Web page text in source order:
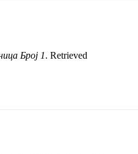
Број 1. Retrieved